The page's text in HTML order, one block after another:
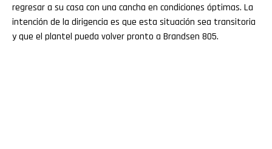
regresar a su casa con una cancha en condiciones óptimas. La
intención de la dirigencia es que esta situación sea transitoria
y que el plantel pueda volver pronto a Brandsen 805.